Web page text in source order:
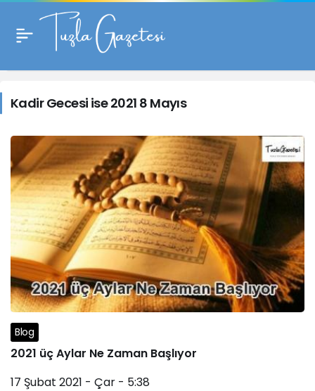
Kadir
Gecesi
ise
2021
8
Mayıs
Haberleri
Kadir Gecesi ise 2021 8 Mayıs
Blog
2021 üç Aylar Ne Zaman Başlıyor
17 Şubat 2021 - Çar - 5:38